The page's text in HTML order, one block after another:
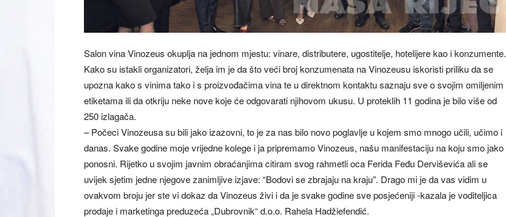
Salon vina Vinozeus okuplja na jednom mjestu: vinare, distributere, ugostitelje, hotelijere kao i konzumente.
Kako su istakli organizatori, želja im je da što veći broj konzumenata na Vinozeusu iskoristi priliku da se
upozna kako s vinima tako i s proizvođačima vina te u direktnom kontaktu saznaju sve o svojim omiljenim
etiketama ili da otkriju neke nove koje će odgovarati njihovom ukusu. U proteklih 11 godina je bilo više od
250 izlagača.
– Počeci Vinozeusa su bili jako izazovni, to je za nas bilo novo poglavlje u kojem smo mnogo učili, učimo i
danas. Svake godine moje vrijedne kolege i ja pripremamo Vinozeus, našu manifestaciju na koju smo jako
ponosni. Rijetko u svojim javnim obraćanjima citiram svog rahmetli oca Ferida Feđu Derviševića ali se
uvijek sjetim jedne njegove zanimljive izjave: “Bodovi se zbrajaju na kraju”. Drago mi je da vas vidim u
ovakvom broju jer ste vi dokaz da Vinozeus živi i da je svake godine sve posjećeniji -kazala je voditeljica
prodaje i marketinga preduzeća „Dubrovnik“ d.o.o. Rahela Hadžiefendić.